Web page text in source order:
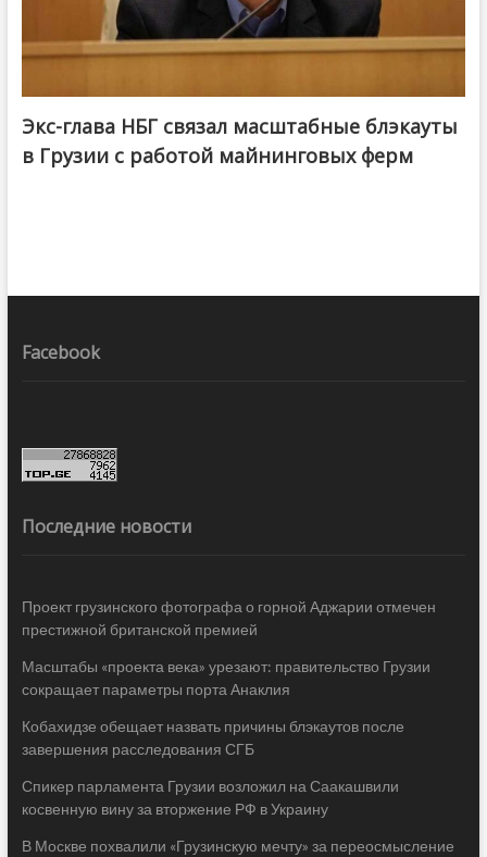
Экс-глава НБГ связал масштабные блэкауты
в Грузии с работой майнинговых ферм
Facebook
Последние новости
Проект грузинского фотографа о горной Аджарии отмечен
престижной британской премией
Масштабы «проекта века» урезают: правительство Грузии
сокращает параметры порта Анаклия
Кобахидзе обещает назвать причины блэкаутов после
завершения расследования СГБ
Спикер парламента Грузии возложил на Саакашвили
косвенную вину за вторжение РФ в Украину
В Москве похвалили «Грузинскую мечту» за переосмысление